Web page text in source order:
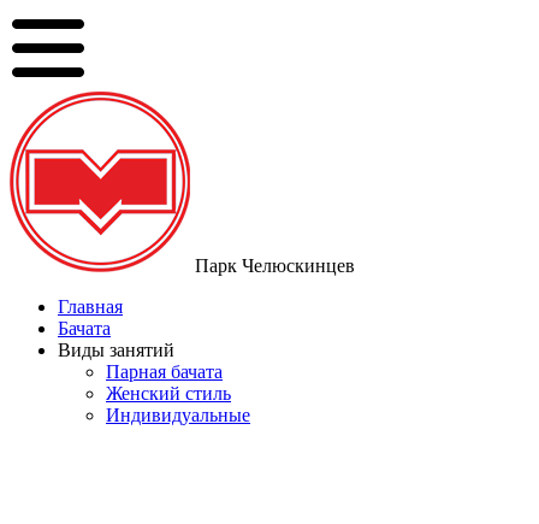
Парк Челюскинцев
Главная
Бачата
Виды занятий
Парная бачата
Женский стиль
Индивидуальные